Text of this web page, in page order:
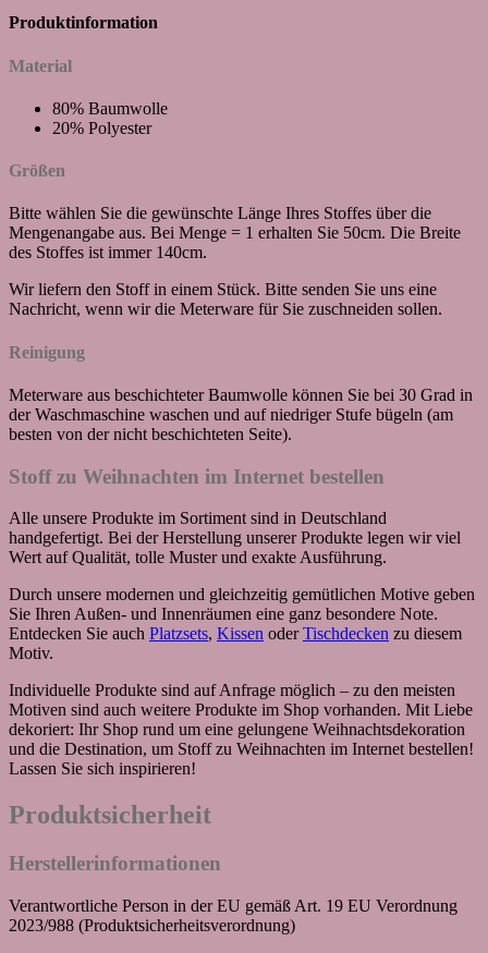
Produktinformation
Material
80% Baumwolle
20% Polyester
Größen
Bitte wählen Sie die gewünschte Länge Ihres Stoffes über die
Mengenangabe aus. Bei Menge = 1 erhalten Sie 50cm. Die Breite
des Stoffes ist immer 140cm.
Wir liefern den Stoff in einem Stück. Bitte senden Sie uns eine
Nachricht, wenn wir die Meterware für Sie zuschneiden sollen.
Reinigung
Meterware aus beschichteter Baumwolle können Sie bei 30 Grad in
der Waschmaschine waschen und auf niedriger Stufe bügeln (am
besten von der nicht beschichteten Seite).
Stoff zu Weihnachten im Internet bestellen
Alle unsere Produkte im Sortiment sind in Deutschland
handgefertigt. Bei der Herstellung unserer Produkte legen wir viel
Wert auf Qualität, tolle Muster und exakte Ausführung.
Durch unsere modernen und gleichzeitig gemütlichen Motive geben
Sie Ihren Außen- und Innenräumen eine ganz besondere Note.
Entdecken Sie auch Platzsets, Kissen oderTischdecken zu diesem
Motiv.
Individuelle Produkte sind auf Anfrage möglich – zu den meisten
Motiven sind auch weitere Produkte im Shop vorhanden. Mit Liebe
dekoriert: Ihr Shop rund um eine gelungene Weihnachtsdekoration
und die Destination, um Stoff zu Weihnachten im Internet bestellen!
Lassen Sie sich inspirieren!
Produktsicherheit
Herstellerinformationen
Verantwortliche Person in der EU gemäß Art. 19 EU Verordnung
2023/988 (Produktsicherheitsverordnung)